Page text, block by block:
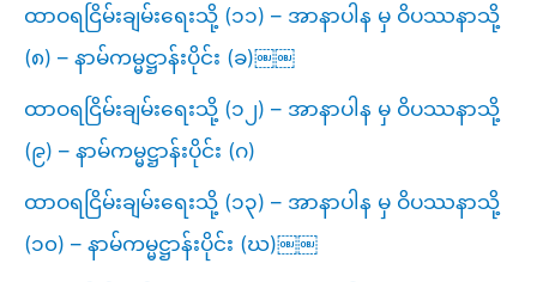
ထာဝရငြိမ်းချမ်းရေးသို့ (၁၁) – အာနာပါန မှ ဝိပဿနာသို့
(၈) – နာမ်ကမ္မဋ္ဌာန်းပိုင်း (ခ)￼￼
ထာဝရငြိမ်းချမ်းရေးသို့ (၁၂) – အာနာပါန မှ ဝိပဿနာသို့
(၉) – နာမ်ကမ္မဋ္ဌာန်းပိုင်း (ဂ)
ထာဝရငြိမ်းချမ်းရေးသို့ (၁၃) – အာနာပါန မှ ဝိပဿနာသို့
(၁၀) – နာမ်ကမ္မဋ္ဌာန်းပိုင်း (ဃ)￼￼